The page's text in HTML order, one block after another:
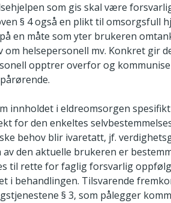
som gis skal være
§ 4 også en plikt til omsorgsfull
en måte som yter brukeren
om helsepersonell mv. Konkret gir
opptrer overfor og
innholdet i eldreomsorgen
for den enkeltes
behov blir ivaretatt, jf.
den aktuelle brukeren er
til rette for faglig forsvarlig
i behandlingen. Tilsvarende
§ 3, som pålegger